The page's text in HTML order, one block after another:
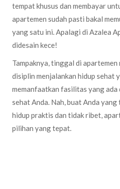
tempat khusus dan membayar
apartemen sudah pasti bakal
yang satu ini. Apalagi di Azalea
didesain kece!
Tampaknya, tinggal di
disiplin menjalankan hidup sehat
memanfaatkan fasilitas yang ada
sehat Anda. Nah, buat Anda
hidup praktis dan tidak ribet,
pilihan yang tepat.